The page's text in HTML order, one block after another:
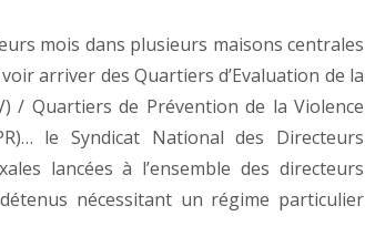
mois dans plusieurs maisons centrales
arriver des Quartiers d’Evaluation de la
/ Quartiers de Prévention de la Violence
le Syndicat National des Directeurs
lancées à l’ensemble des directeurs
nécessitant un régime particulier